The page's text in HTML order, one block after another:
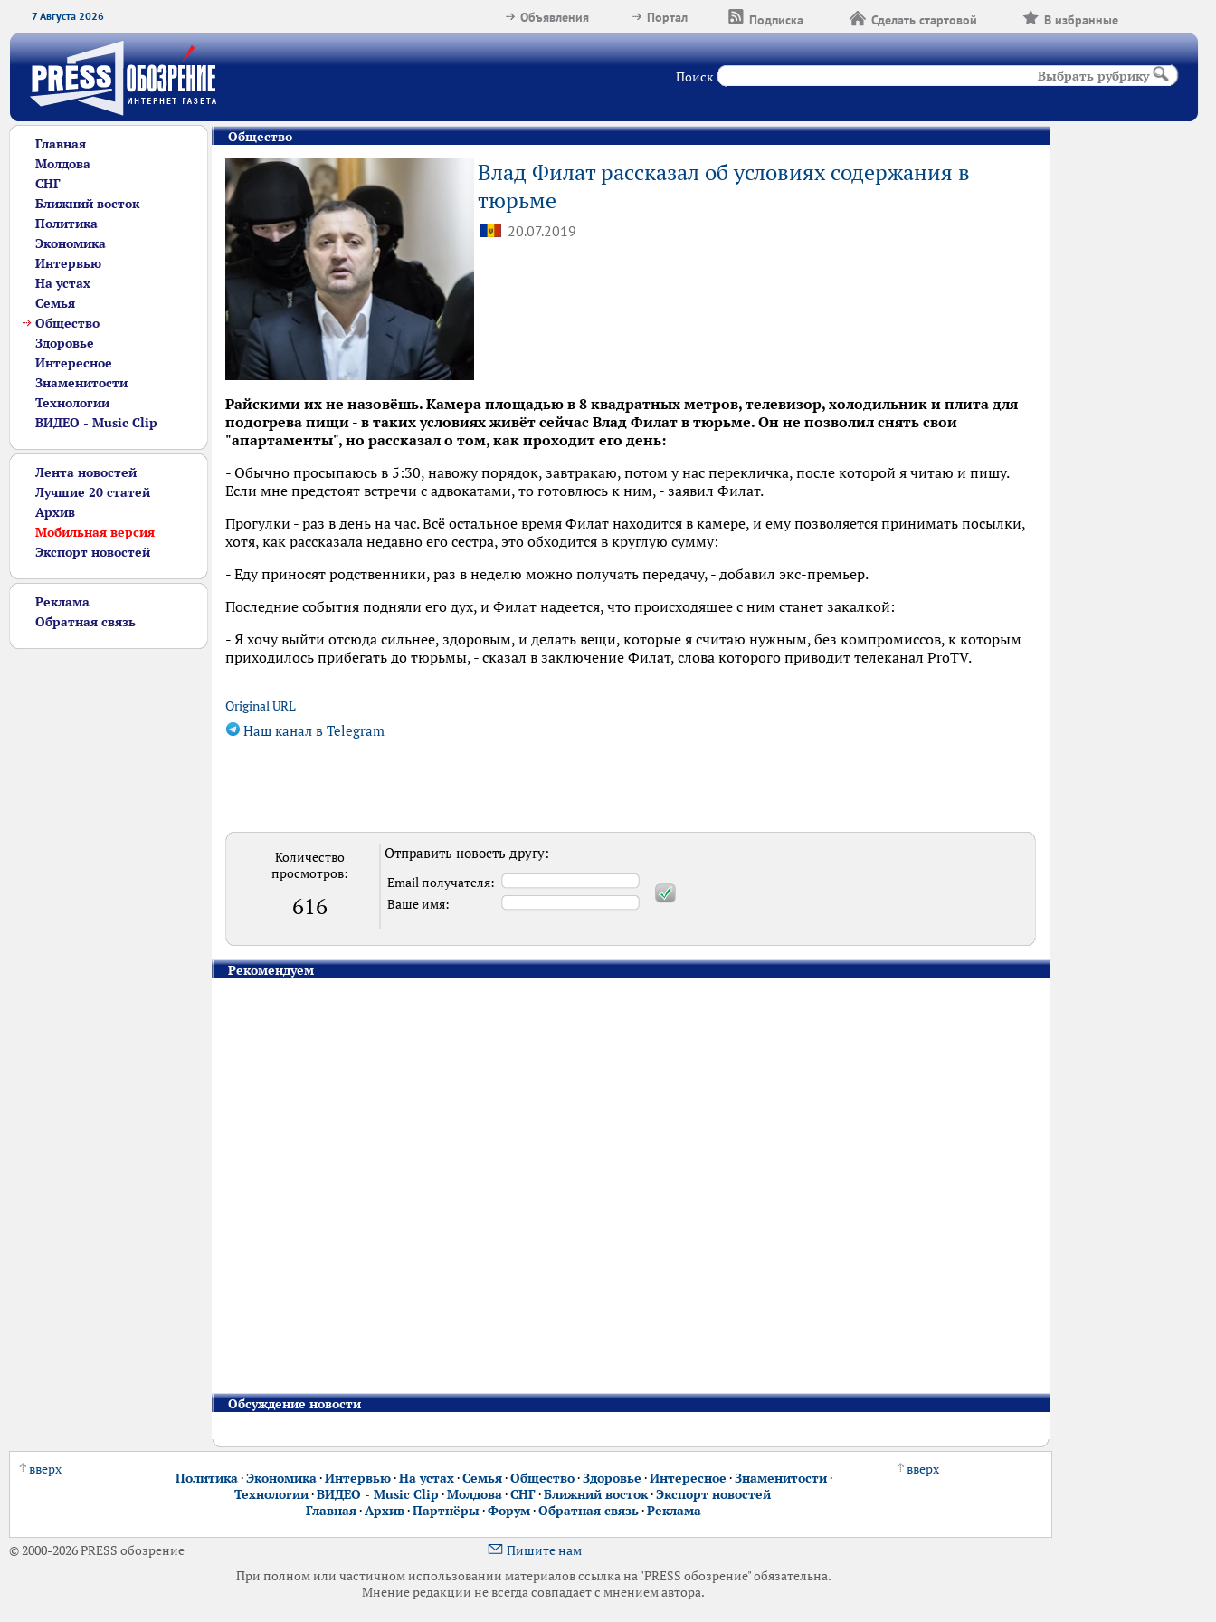
7 Августа 2026 В избранные
Сделать стартовой
Подписка
Портал
Объявления
Поиск Выбрать рубрику
Главная
Молдова
СНГ
Ближний восток
Политика
Экономика
Интервью
На устах
Семья
Общество
Здоровье
Интересное
Знаменитости
Технологии
ВИДЕО - Music Clip
Лента новостей
Лучшие 20 статей
Архив
Мобильная версия
Экспорт новостей
Реклама
Обратная связь
Общество
Влад Филат рассказал об условиях содержания в
тюрьме
20.07.2019
Райскими их не назовёшь. Камера площадью в 8 квадратных метров, телевизор, холодильник и плита для
подогрева пищи - в таких условиях живёт сейчас Влад Филат в тюрьме. Он не позволил снять свои
"апартаменты", но рассказал о том, как проходит его день:
- Обычно просыпаюсь в 5:30, навожу порядок, завтракаю, потом у нас перекличка, после которой я читаю и пишу.
Если мне предстоят встречи с адвокатами, то готовлюсь к ним, - заявил Филат.
Прогулки - раз в день на час. Всё остальное время Филат находится в камере, и ему позволяется принимать посылки,
хотя, как рассказала недавно его сестра, это обходится в круглую сумму:
- Еду приносят родственники, раз в неделю можно получать передачу, - добавил экс-премьер.
Последние события подняли его дух, и Филат надеется, что происходящее с ним станет закалкой:
- Я хочу выйти отсюда сильнее, здоровым, и делать вещи, которые я считаю нужным, без компромиссов, к которым
приходилось прибегать до тюрьмы, - сказал в заключение Филат, слова которого приводит телеканал ProTV.
Original URL
Наш канал в Telegram
Количество
просмотров:
616
Отправить новость другу:
Email получателя:
Ваше имя:
Рекомендуем
Обсуждение новости
вверх
Политика·Экономика·Интервью·На устах·Семья·Общество·Здоровье ·Интересное ·Знаменитости·
Технологии·ВИДЕО - Music Clip ·Молдова·СНГ·Ближний восток·Экспорт новостей
Главная·Архив·Партнёры·Форум·Обратная связь·Реклама
вверх
© 2000-2026 PRESS обозрение
Пишите нам
При полном или частичном использовании материалов ссылка на "PRESS обозрение" обязательна.
Мнение редакции не всегда совпадает с мнением автора.